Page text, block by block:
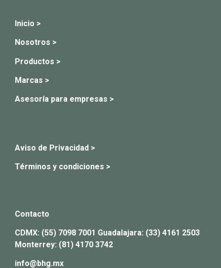
Inicio >
Nosotros >
Productos >
Marcas >
Asesoría para empresas >
Aviso de Privacidad >
Términos y condiciones >
Contacto
CDMX: (55) 7098 7001 Guadalajara: (33) 4161 2503
Monterrey: (81) 4170 3742
info@bhg.mx